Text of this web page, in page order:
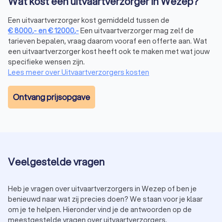
Hoe kies je de juiste uitvaartverzorger uit
Wezep?
Het vinden van de juiste uitvaartverzorger in Wezep is wellicht
een uitdaging. Hier zijn enkele tips om je te helpen bij je keuze:
Ervaring en empathie:kies iemand die ervaring heeft en
goed omgaat met jouw situatie en emoties.
Transparantie over kosten:
kostenraming en controleer of er verborgen kosten zijn.
Persoonlijke klik:een goede uitvaartverzorger luistert
naar jouw wensen en geeft persoonlijke aandacht.
zorg dat de uitvaartverzorger openstaat
dienstverlening hebben ervaren.
Wat moet je regelen voor een uitvaart?
Hoewel een uitvaartverzorger veel werk uit handen neemt,
zijn er een paar zaken waar je zelf rekening mee moet houden:
Wensen van de overledene:controleer of er een
Een uitvaartverzorger kost gemiddeld tussen de
€8000,- en€12000,-Een uitvaartverzorger mag zelf de
tarieven bepalen, vraag daarom vooraf een offerte aan. Wat
een uitvaartverzorger kost heeft ook te maken met wat jouw
specifieke wensen zijn.
Lees meer over Uitvaartverzorgers kosten
Ontvang prijsopgave
Veelgestelde vragen
Heb je vragen over uitvaartverzorgers in Wezep of ben je
benieuwd naar wat zij precies doen? We staan voor je klaar
om je te helpen. Hieronder vind je de antwoorden op de
meestgestelde vragen over uitvaartverzorgers.